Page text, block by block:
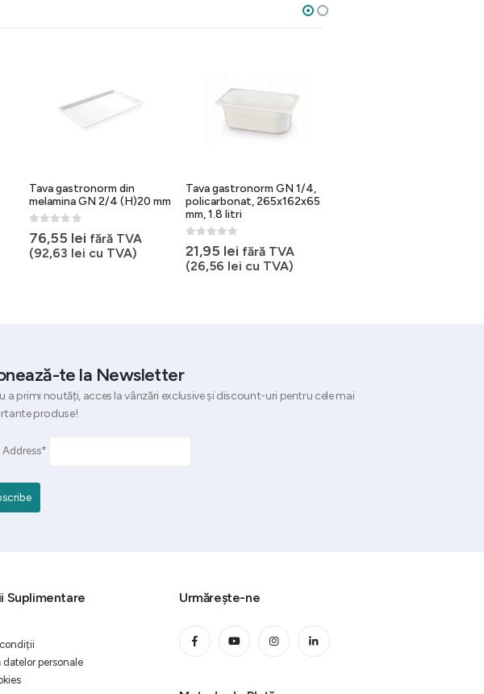
Tava gastronorm din
melamina GN 2/4 (H)20 mm
0out of 5
76,55 lei fără TVA
(92,63 lei cu TVA)
Tava gastronorm GN 1/4,
policarbonat, 265x162x65
mm, 1.8 litri
0out of 5
21,95 lei fără TVA
(26,56 lei cu TVA)
te la Newsletter
a primi noutăți, acces la vânzări exclusive și discount-uri pentru cele mai
produse!
Address*
Suplimentare
datelor personale
Urmărește-ne